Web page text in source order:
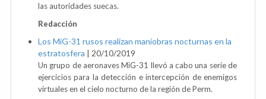
las autoridades suecas.
Redacción
Los MiG-31 rusos realizan maniobras nocturnas en la
estratosfera | 20/10/2019
Un grupo de aeronaves MiG-31 llevó a cabo una serie de
ejercicios para la detección e intercepción de enemigos
virtuales en el cielo nocturno de la región de Perm.